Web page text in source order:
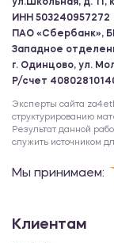
ул.Школьная, д. 11,
ИНН 503240957272
ПАО «Сбербанк»,
Западное
г. Одинцово, ул.
Р/счет
Эксперты сайта
структурированию
Результат данной
служить источником
Мы принимаем:
Клиентам